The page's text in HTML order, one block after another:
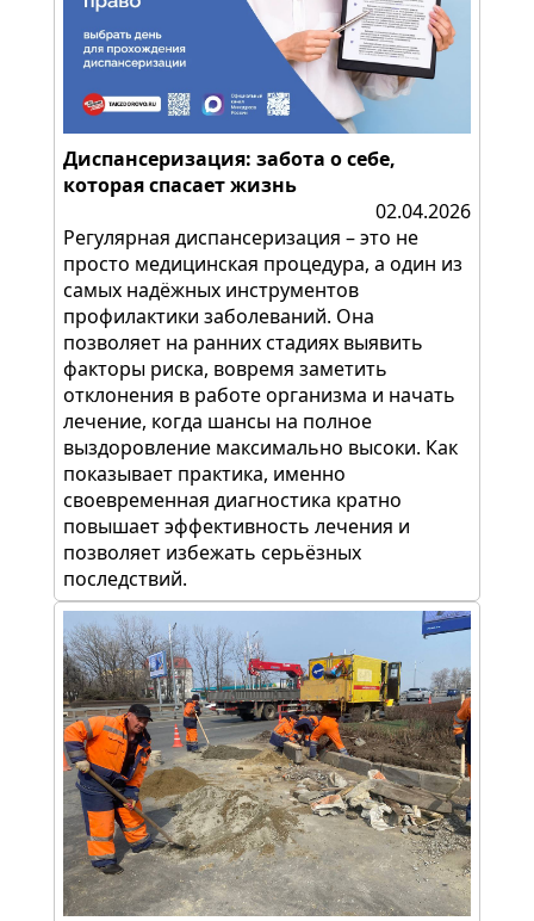
Диспансеризация: забота о себе,
которая спасает жизнь
02.04.2026
Регулярная диспансеризация – это не
просто медицинская процедура, а один из
самых надёжных инструментов
профилактики заболеваний. Она
позволяет на ранних стадиях выявить
факторы риска, вовремя заметить
отклонения в работе организма и начать
лечение, когда шансы на полное
выздоровление максимально высоки. Как
показывает практика, именно
своевременная диагностика кратно
повышает эффективность лечения и
позволяет избежать серьёзных
последствий.